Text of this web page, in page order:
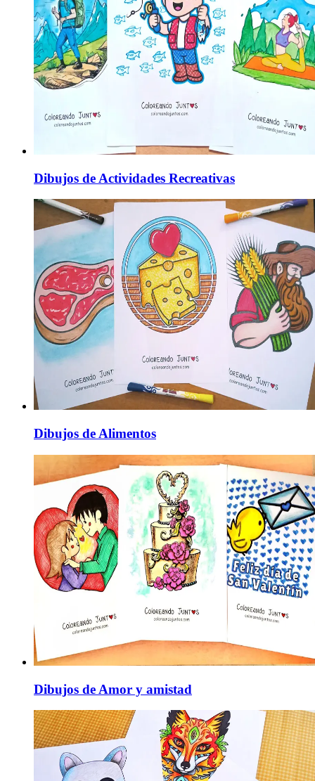
Dibujos de Actividades Recreativas
Dibujos de Alimentos
Dibujos de Amor y amistad